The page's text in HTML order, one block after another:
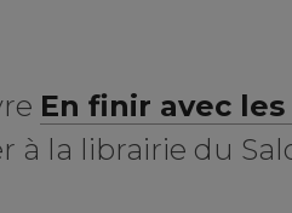
En finir avec
à la librairie du